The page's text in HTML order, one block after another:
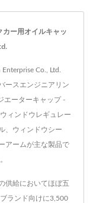
ー用オイルキャッ
Co., Ltd.
ースエンジニアリン
エーターキャップ -
ィンドウレギュレー
、ウィンドウシー
アームが主な製品で
供給においてほぼ五
ランド向けに3,500